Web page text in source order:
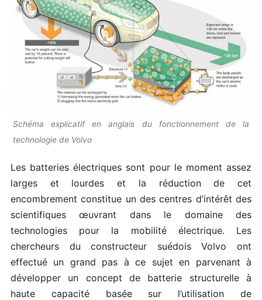
Schéma explicatif en anglais du fonctionnement de la
technologie de Volvo
Les batteries électriques sont pour le moment assez
larges et lourdes et la réduction de cet
encombrement constitue un des centres d’intérêt des
scientifiques œuvrant dans le domaine des
technologies pour la mobilité électrique. Les
chercheurs du constructeur suédois Volvo ont
effectué un grand pas à ce sujet en parvenant à
développer un concept de batterie structurelle à
haute capacité basée sur l’utilisation de